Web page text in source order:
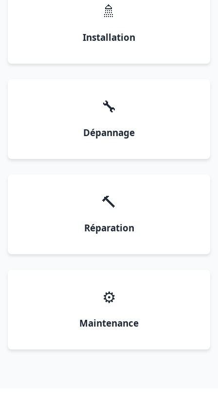
🚿
Installation
🔧
Dépannage
🔨
Réparation
⚙️
Maintenance